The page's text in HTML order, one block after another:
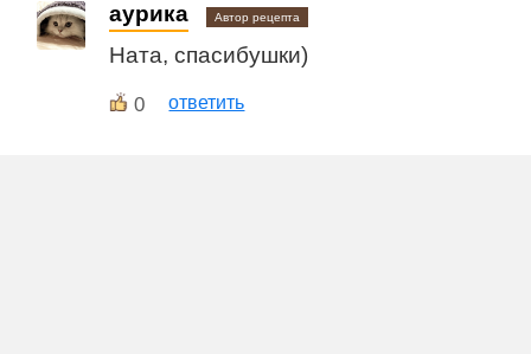
aурика Автор рецепта
Ната, спасибушки)
0 ответить